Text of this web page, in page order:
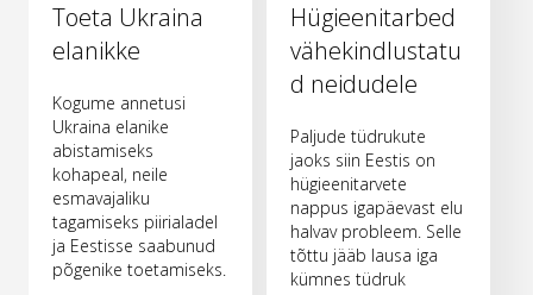
Toeta Ukraina
elanikke
Kogume annetusi
Ukraina elanike
abistamiseks
kohapeal, neile
esmavajaliku
tagamiseks piirialadel
ja Eestisse saabunud
põgenike toetamiseks.
Hügieenitarbed
vähekindlustatu
d neidudele
Paljude tüdrukute
jaoks siin Eestis on
hügieenitarvete
nappus igapäevast elu
halvav probleem. Selle
tõttu jääb lausa iga
kümnes tüdruk